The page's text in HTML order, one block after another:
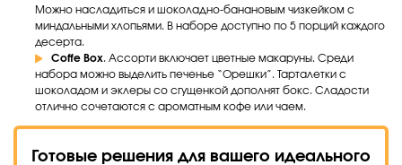
Можно насладиться и шоколадно-банановым чизкейком с
миндальными хлопьями. В наборе доступно по 5 порций каждого
десерта.
Coffe Box. Ассорти включает цветные макаруны. Среди
набора можно выделить печенье “Орешки”. Тарталетки с
шоколадом и эклеры со сгущенкой дополнят бокс. Сладости
отлично сочетаются с ароматным кофе или чаем.
Готовые решения для вашего идеального